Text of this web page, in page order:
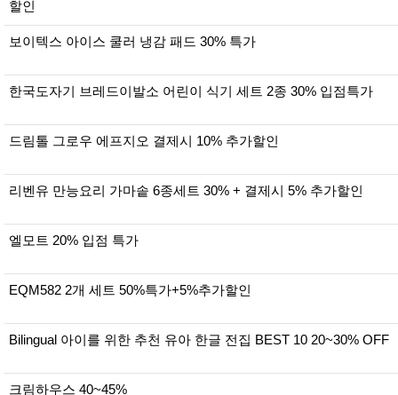
품
공식품
쌀/잡곡/
양념/소
스/가루
품
농산품
아 매트
DVD
판)
조형물
유식
외출용
품
용품
할인
보이텍스 아이스 쿨러 냉감 패드 30% 특가
한국도자기 브레드이발소 어린이 식기 세트 2종 30% 입점특가
드림톨 그로우 에프지오 결제시 10% 추가할인
리벤유 만능요리 가마솥 6종세트 30% + 결제시 5% 추가할인
엘모트 20% 입점 특가
EQM582 2개 세트 50%특가+5%추가할인
Bilingual 아이를 위한 추천 유아 한글 전집 BEST 10 20~30% OFF
크림하우스 40~45%